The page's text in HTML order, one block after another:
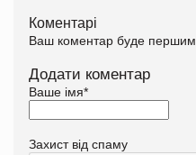
Коментарі
Ваш коментар буде першим.
Додати коментар
Ваше імя*
Захист від спаму